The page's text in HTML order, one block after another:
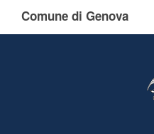
Comune di Genova